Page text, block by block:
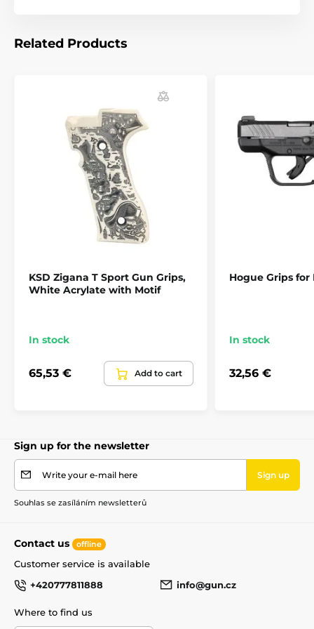
- Ručně leštěný karnaubský vosk - bez použití stříkané
- Osm druhů nabízeného tvrdého dřeva, z nichž si
můžete vybrat, každé z nich má svoje jedinečné
zbarvení a vzor (Goncalo alves, Pau Ferro, Lamo Camo
Laminate, Rosewood Laminate, Kingwood, Tulipwood,
Cocobolo, Rosewood).
The product is included in categories
Accessories Rifle stocks and grips
Related Products
KSD Zigana T Sport Gun Grips,
White Acrylate with Motif
In stock
65,53 € Add to cart
Hogue Grips for
In stock
32,56 €
Sign up for the newsletter
Write your e-mail here Sign up
Souhlas se zasíláním newsletterů
Contact us offline
Customer service is available
+420777811888
info@gun.cz
Where to find us